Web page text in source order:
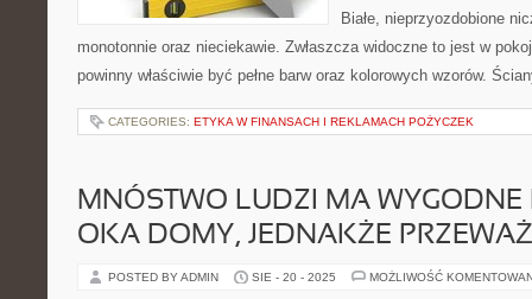
Białe, nieprzyozdobione
monotonnie oraz nieciekawie. Zwłaszcza widoczne to jest w
powinny właściwie być pełne barw oraz kolorowych wzorów.
CATEGORIES: ETYKA W FINANSACH I REKLAMACH POŻYCZEK
MNÓSTWO LUDZI MA WYGODNE
OKA DOMY, JEDNAKŻE
POSTED BY ADMIN SIE - 20 - 2025 MOŻLIWOŚĆ